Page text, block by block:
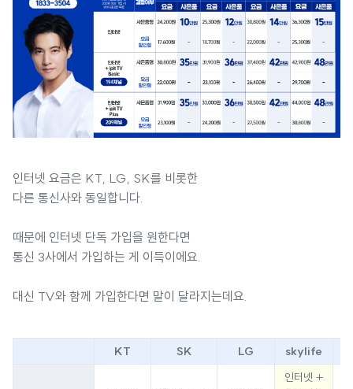
인터넷 요금은 KT, LG, SK를 비롯한
다른 통신사와 동일합니다.
때문에 인터넷 단독 가입을 원한다면
통신 3사에서 가입하는 게 이득이에요.
대신 TV와 함께 가입한다면 말이 달라지는데요.
KT SK LG skylife
인터넷 +